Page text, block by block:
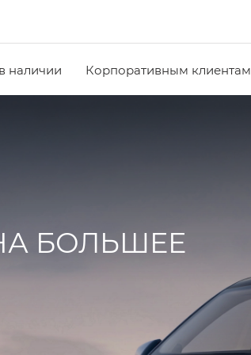
наличии Корпоративным клиентам
БОЛЬШЕЕ